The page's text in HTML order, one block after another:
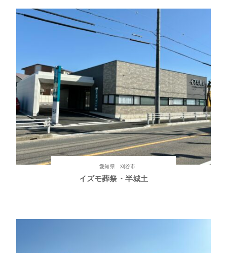
愛知県 刈谷市
イズモ葬祭・半城土